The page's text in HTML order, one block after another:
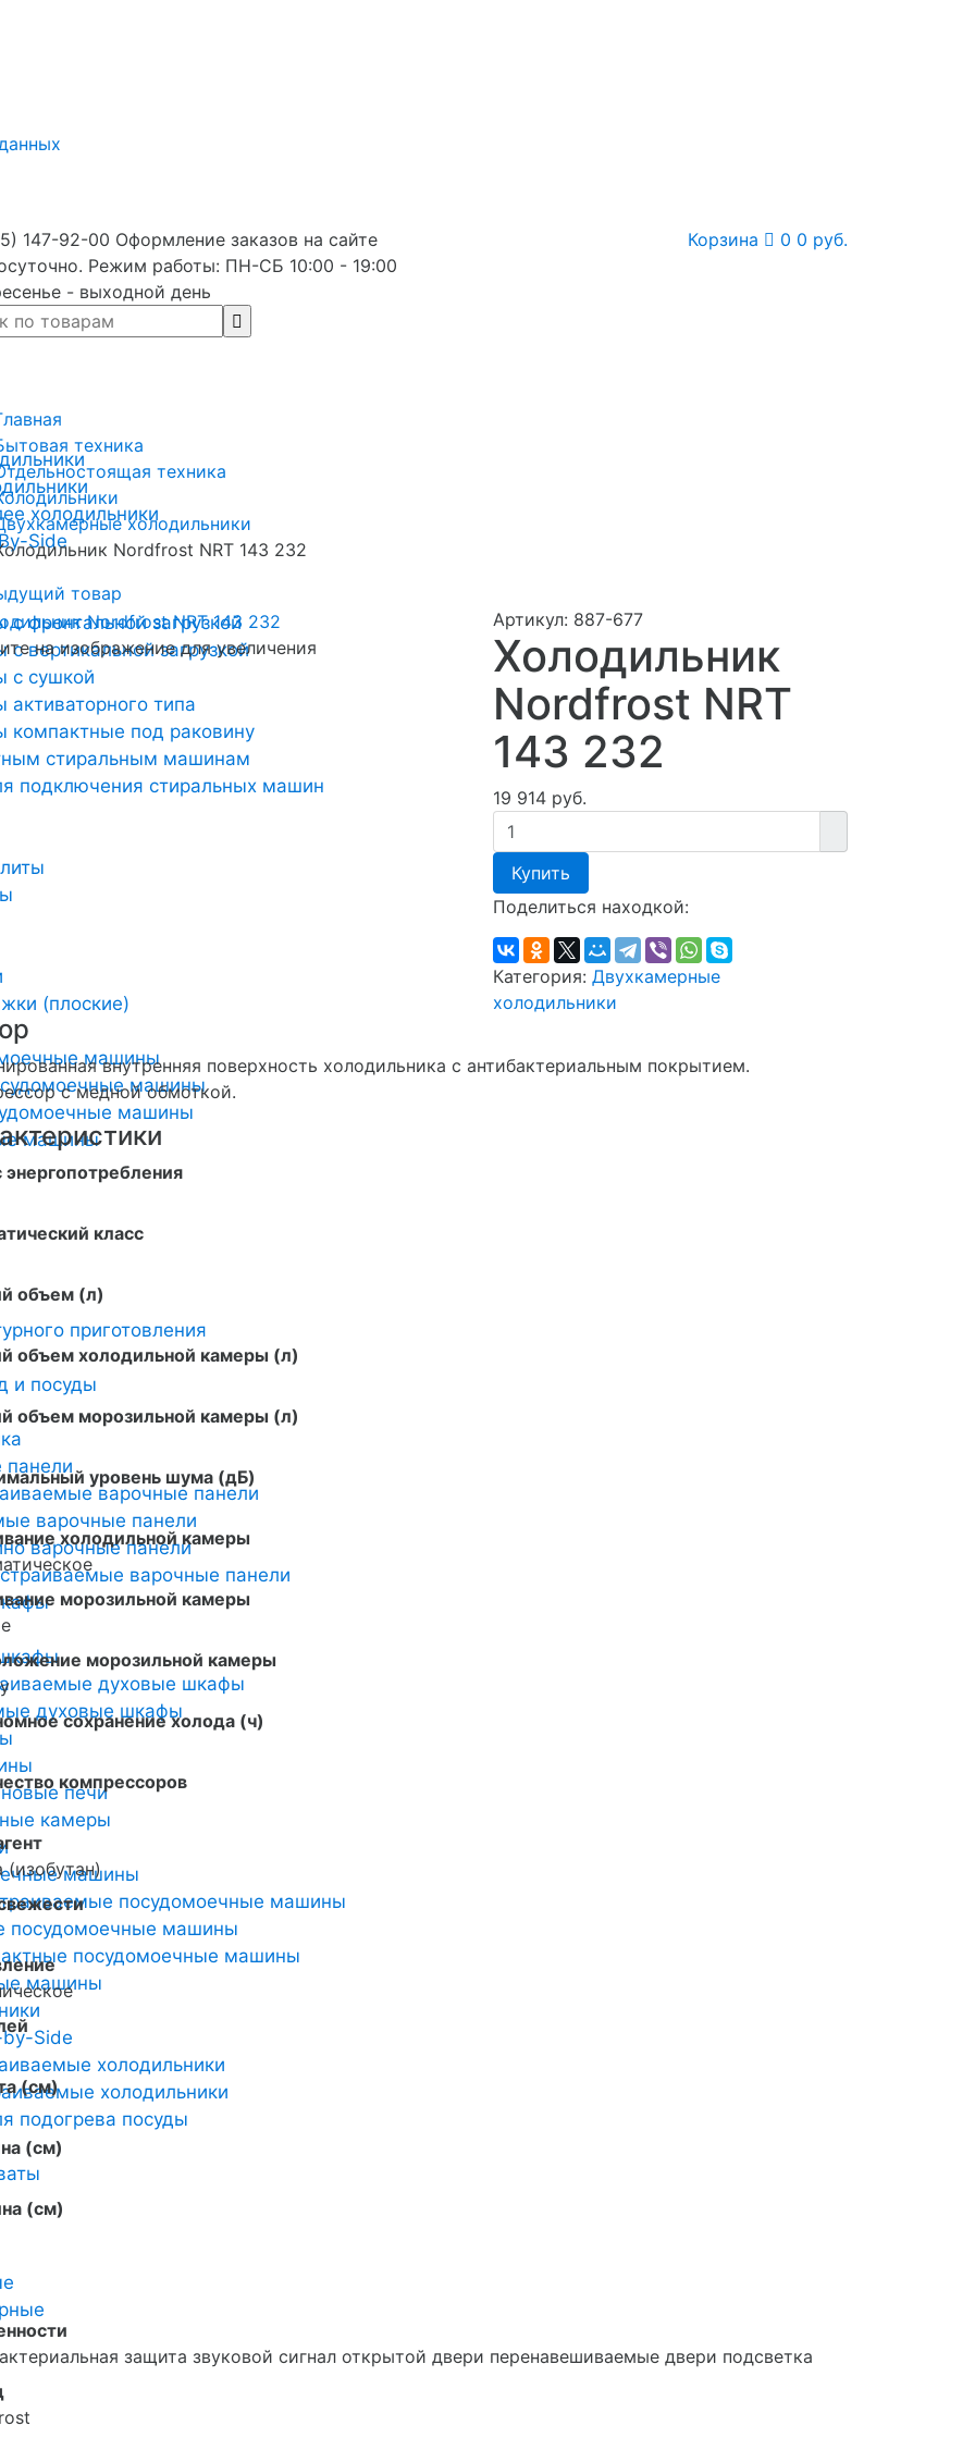
147-92-00 Оформление заказов на сайте
Режим работы: ПН-СБ 10:00 - 19:00
- выходной день
Корзина 0 0 руб.
холодильники
Side
фронтальной загрузкой
вертикальной загрузкой
с сушкой
типа
под раковину
стиральным машинам
подключения стиральных машин
(плоские)
машины
машины
машины
машины
приготовления
и посуды
панели
варочные панели
варочные панели
варочные панели
варочные панели
духовые шкафы
духовые шкафы
печи
камеры
машины
посудомоечные машины
посудомоечные машины
посудомоечные машины
машины
Side
холодильники
холодильники
подогрева посуды
техника
техника
холодильники
Nordfrost NRT 143 232
товар
на изображение для увеличения
Артикул: 887-677
Холодильник
Nordfrost NRT
143 232
19 914 руб.
Купить
Поделиться находкой:
Категория: Двухкамерные
холодильники
внутренняя поверхность холодильника с антибактериальным покрытием.
с медной обмоткой.
энергопотребления
класс
объем (л)
объем холодильной камеры (л)
объем морозильной камеры (л)
уровень шума (дБ)
холодильной камеры
морозильной камеры
морозильной камеры
сохранение холода (ч)
компрессоров
(изобутан)
(см)
(см)
(см)
защита звуковой сигнал открытой двери перенавешиваемые двери подсветка